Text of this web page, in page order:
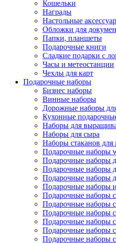
Кошельки
Награды
Настольные
Обложки для
Папки, планшеты
Подарочные книги
Сладкие подарки с
Часы и метеостанции
Чехлы для карт
Подарочные наборы
Бизнес наборы
Винные наборы
Дорожные наборы
Кухонные
Наборы для
Наборы для сыра
Наборы стаканов для
Подарочные наборы
Подарочные наборы
Подарочные наборы
Подарочные наборы
Подарочные наборы
Подарочные наборы
Подарочные наборы с
Подарочные наборы
Подарочные наборы
Подарочные наборы
Подарочные наборы